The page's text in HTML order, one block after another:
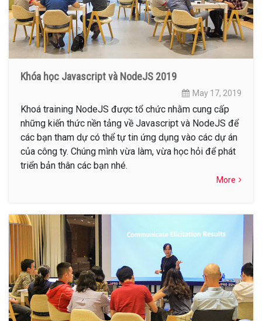
Khóa học Javascript và NodeJS 2019
May 17, 2019
Khoá training NodeJS được tổ chức nhằm cung cấp
những kiến thức nền tảng về Javascript và NodeJS để
các bạn tham dự có thể tự tin ứng dụng vào các dự án
của công ty. Chúng mình vừa làm, vừa học hỏi để phát
triển bản thân các bạn nhé.
More